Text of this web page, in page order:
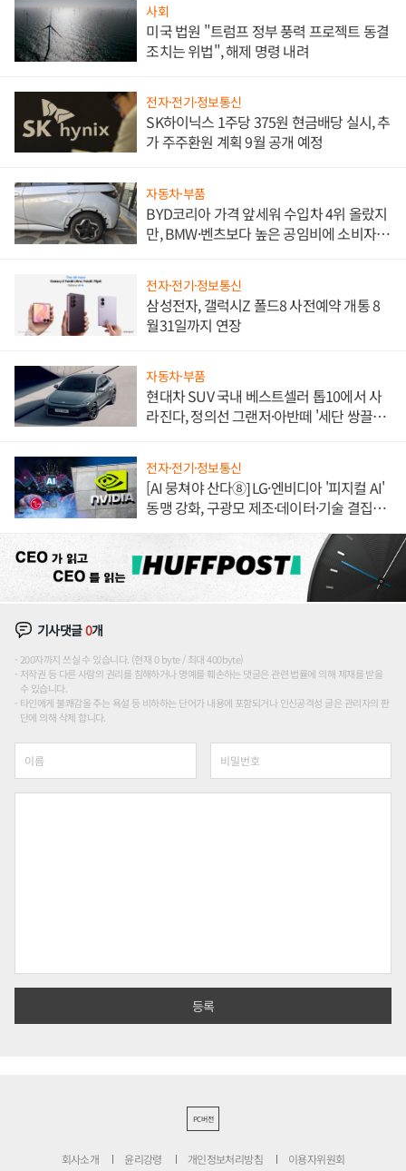
사회
미국 법원 "트럼프 정부 풍력 프로젝트 동결
조치는 위법", 해제 명령 내려
전자·전기·정보통신
SK하이닉스 1주당 375원 현금배당 실시, 추
가 주주환원 계획 9월 공개 예정
자동차·부품
BYD코리아 가격 앞세워 수입차 4위 올랐지
만, BMW·벤츠보다 높은 공임비에 소비자
전자·전기·정보통신
삼성전자, 갤럭시Z 폴드8 사전예약 개통 8
월31일까지 연장
자동차·부품
현대차 SUV 국내 베스트셀러 톱10에서 사
라진다, 정의선 그랜저·아반떼 '세단 쌍끌
전자·전기·정보통신
[AI 뭉쳐야 산다⑧] LG·엔비디아 '피지컬 AI'
동맹 강화, 구광모 제조·데이터·기술 결집
기사댓글0개
200자까지 쓰실 수 있습니다. (현재 0 byte / 최대 400byte)
저작권 등 다른 사람의 권리를 침해하거나 명예를 훼손하는 댓글은 관련 법률에 의해 제재를 받을
수 있습니다.
타인에게 불쾌감을 주는 욕설 등 비하하는 단어가 내용에 포함되거나 인신공격성 글은 관리자의 판
단에 의해 삭제 합니다.
PC버전
회사소개 윤리강령 개인정보처리방침 이용자위원회